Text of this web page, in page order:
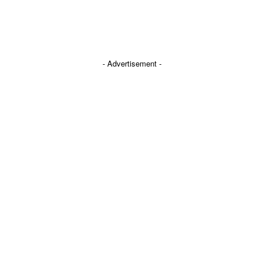
- Advertisement -